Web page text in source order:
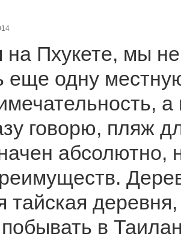
Пхукете, мы
еще одну
говорю, пляж
абсолютно,
тайская
в